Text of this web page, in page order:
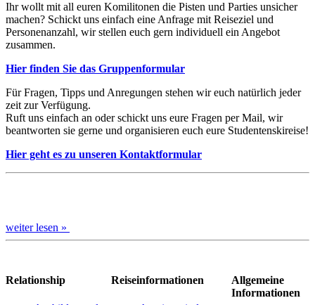
Ihr wollt mit all euren Komilitonen die Pisten und Parties unsicher
machen? Schickt uns einfach eine Anfrage mit Reiseziel und
Personenanzahl, wir stellen euch gern individuell ein Angebot
zusammen.
Hier finden Sie das Gruppenformular
Für Fragen, Tipps und Anregungen stehen wir euch natürlich jeder
zeit zur Verfügung.
Ruft uns einfach an oder schickt uns eure Fragen per Mail, wir
beantworten sie gerne und organisieren euch eure Studentenskireise!
Hier geht es zu unseren Kontaktformular
weiter lesen »
Relationship Reiseinformationen
Allgemeine
Informationen